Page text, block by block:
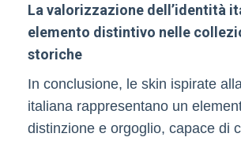
La valorizzazione dell’identità
elemento distintivo nelle
storiche
In conclusione, le skin ispirate
italiana rappresentano un
distinzione e orgoglio, capace di